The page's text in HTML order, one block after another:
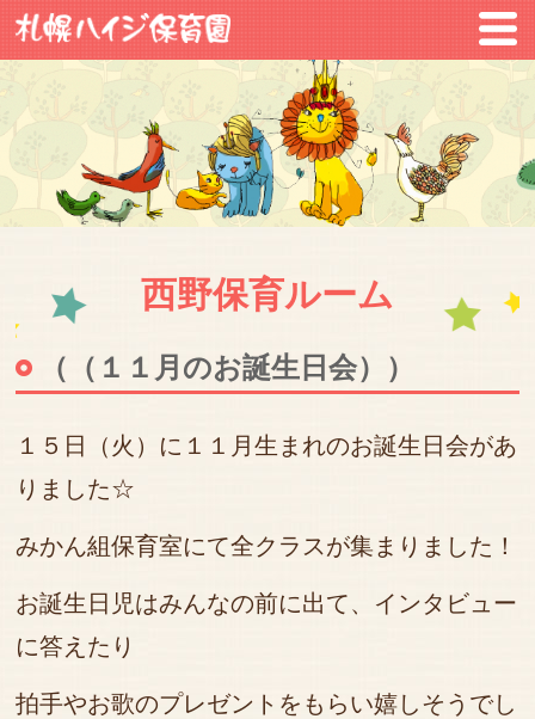
西野保育ルーム
（（１１月のお誕生日会））
１５日（火）に１１月生まれのお誕生日会があ
りました☆
みかん組保育室にて全クラスが集まりました！
お誕生日児はみんなの前に出て、インタビュー
に答えたり
拍手やお歌のプレゼントをもらい嬉しそうでし